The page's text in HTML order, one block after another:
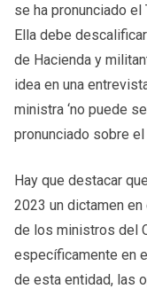
se ha pronunciado
Ella debe
de Hacienda y
idea en una
ministra ‘no puede
pronunciado sobre el
Hay que destacar
2023 un dictamen
de los ministros del
específicamente en
de esta entidad, las